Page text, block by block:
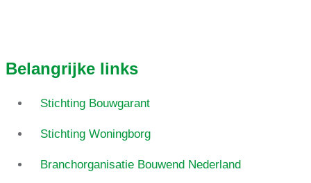
Belangrijke links
Stichting Bouwgarant
Stichting Woningborg
Branchorganisatie Bouwend Nederland